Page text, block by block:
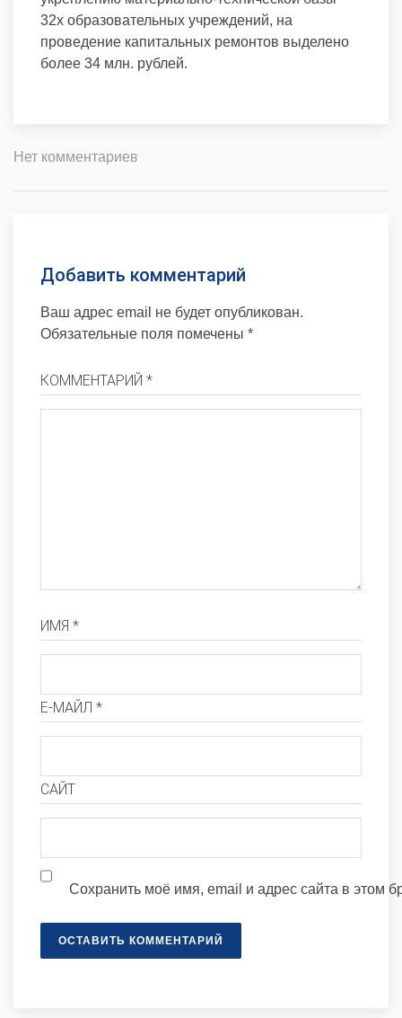
32х образовательных учреждений, на
проведение капитальных ремонтов выделено
более 34 млн. рублей.
Нет комментариев
Добавить комментарий
Ваш адрес email не будет опубликован.
Обязательные поля помечены *
КОММЕНТАРИЙ *
ИМЯ *
Е-МАЙЛ *
САЙТ
Сохранить моё имя, email и адрес сайта в этом
ОСТАВИТЬ КОММЕНТАРИЙ